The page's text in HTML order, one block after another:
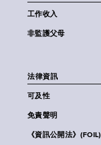
工作收入
非監護父母
法律資訊
可及性
免責聲明
《資訊公開法》(FOIL)